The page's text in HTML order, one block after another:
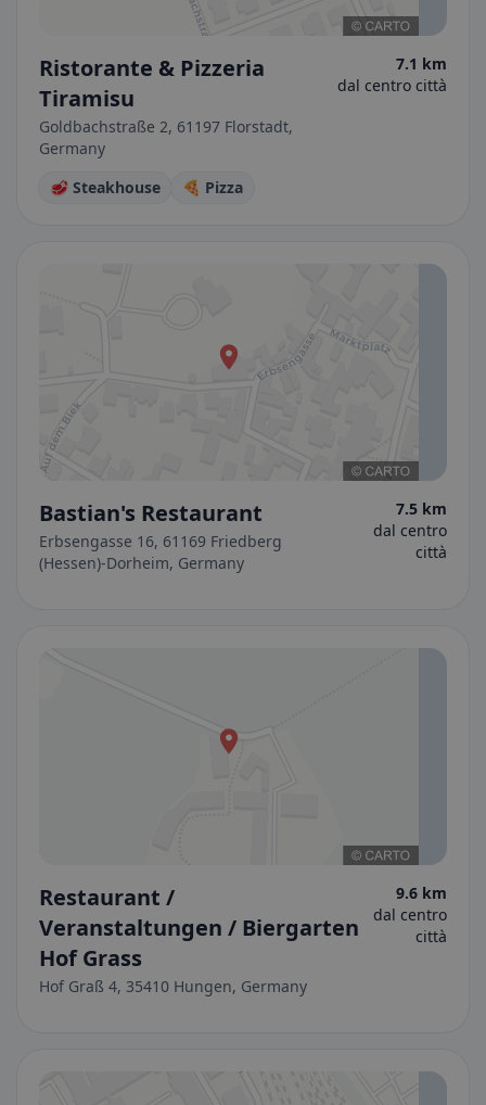
Ristorante & Pizzeria
Tiramisu
Goldbachstraße 2, 61197 Florstadt,
Germany
7.1 km
dal centro città
🥩 Steakhouse 🍕 Pizza
Bastian's Restaurant
Erbsengasse 16, 61169 Friedberg
(Hessen)-Dorheim, Germany
7.5 km
dal centro
città
Restaurant /
Veranstaltungen / Biergarten
Hof Grass
Hof Graß 4, 35410 Hungen, Germany
9.6 km
dal centro
città